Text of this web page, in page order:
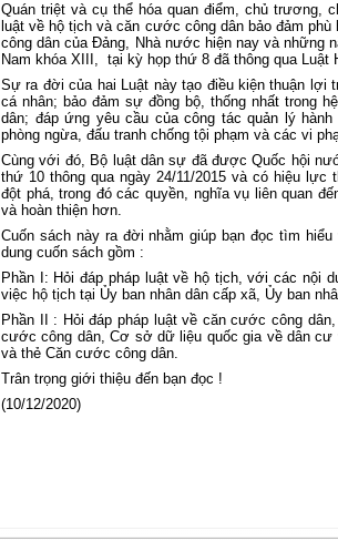
Quán triệt và cụ thể hóa quan điểm, chủ trương,
luật về hộ tịch và căn cước công dân bảo đảm
công dân của Đảng, Nhà nước hiện nay và những
Nam khóa XIII, tại kỳ họp thứ 8 đã thông qua
Sự ra đời của hai Luật này tạo điều kiện thuận lợi
cá nhân; bảo đảm sự đồng bộ, thống nhất trong
dân; đáp ứng yêu cầu của công tác quản lý
phòng ngừa, đấu tranh chống tội phạm và các vi
Cùng với đó, Bộ luật dân sự đã được Quốc hội
thứ 10 thông qua ngày 24/11/2015 và có hiệu
đột phá, trong đó các quyền, nghĩa vụ liên quan
và hoàn thiện hơn.
Cuốn sách này ra đời nhằm giúp bạn đọc tìm
dung cuốn sách gồm :
Phần I: Hỏi đáp pháp luật về hộ tịch, với các nội
việc hộ tịch tại Ủy ban nhân dân cấp xã, Ủy ban
Phần II : Hỏi đáp pháp luật về căn cước công
cước công dân, Cơ sở dữ liệu quốc gia về dân
và thẻ Căn cước công dân.
Trân trọng giới thiệu đến bạn đọc !
(10/12/2020)